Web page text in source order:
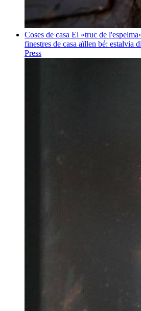
Coses de casa El «truc de
finestres de casa aïllen bé: estalvia
Press